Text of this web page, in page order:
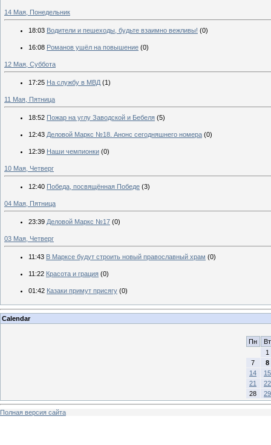
14 Мая, Понедельник
18:03 Водители и пешеходы, будьте взаимно вежливы! (0)
16:08 Романов ушёл на повышение (0)
12 Мая, Суббота
17:25 На службу в МВД (1)
11 Мая, Пятница
18:52 Пожар на углу Заводской и Бебеля (5)
12:43 Деловой Маркс №18. Анонс сегодняшнего номера (0)
12:39 Наши чемпионки (0)
10 Мая, Четверг
12:40 Победа, посвящённая Победе (3)
04 Мая, Пятница
23:39 Деловой Маркс №17 (0)
03 Мая, Четверг
11:43 В Марксе будут строить новый православный храм (0)
11:22 Красота и грация (0)
01:42 Казаки примут присягу (0)
Calendar
Пн
Вт
1
7
8
14
15
21
22
28
29
Полная версия сайта